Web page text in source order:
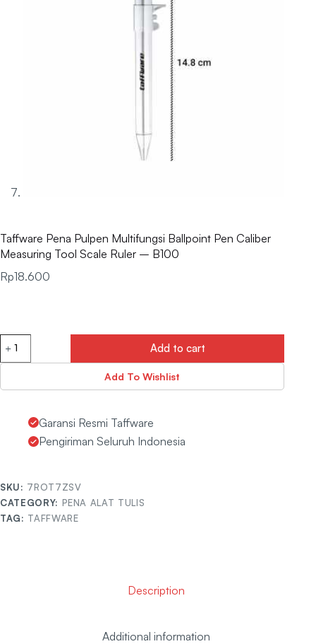
Taffware Pena Pulpen Multifungsi Ballpoint Pen Caliber
Measuring Tool Scale Ruler – B100
Rp18.600
Add to cart
Add To Wishlist
Garansi Resmi Taffware
Pengiriman Seluruh Indonesia
SKU: 7ROT7ZSV
CATEGORY: PENA ALAT TULIS
TAG: TAFFWARE
Description
Additional information